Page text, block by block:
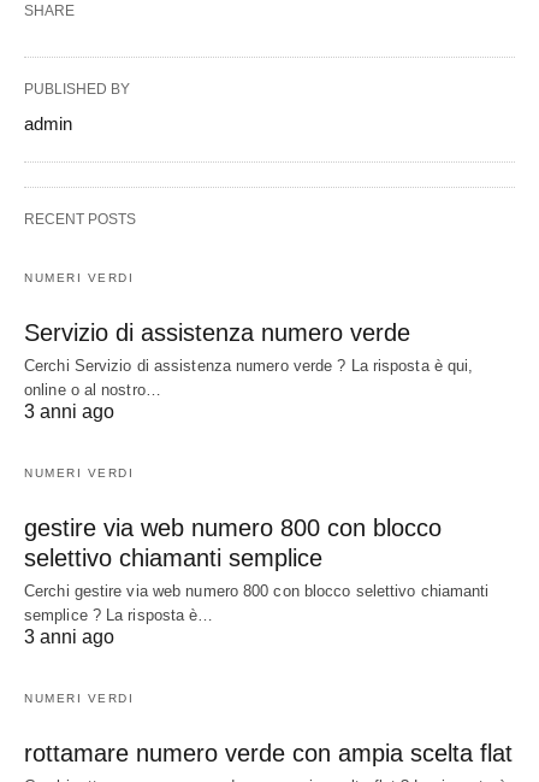
SHARE
PUBLISHED BY
admin
RECENT POSTS
NUMERI VERDI
Servizio di assistenza numero verde
Cerchi Servizio di assistenza numero verde ? La risposta è qui,
online o al nostro…
3 anni ago
NUMERI VERDI
gestire via web numero 800 con blocco
selettivo chiamanti semplice
Cerchi gestire via web numero 800 con blocco selettivo chiamanti
semplice ? La risposta è…
3 anni ago
NUMERI VERDI
rottamare numero verde con ampia scelta flat